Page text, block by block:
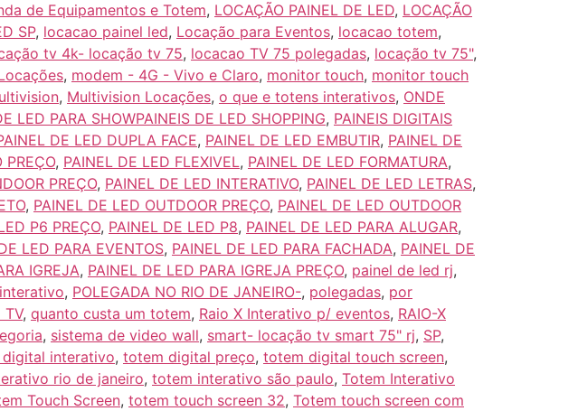
de Equipamentos e Totem, LOCAÇÃO PAINEL DE LED, LOCAÇÃO
SP, locacao painel led, Locação para Eventos, locacao totem,
tv 4k- locação tv 75, locacao TV 75 polegadas, locação tv 75",
, modem - 4G - Vivo e Claro, monitor touch, monitor touch
, Multivision Locações, o que e totens interativos, ONDE
LED PARA SHOWPAINEIS DE LED SHOPPING, PAINEIS DIGITAIS
DE LED DUPLA FACE, PAINEL DE LED EMBUTIR, PAINEL DE
PREÇO, PAINEL DE LED FLEXIVEL, PAINEL DE LED FORMATURA,
PREÇO, PAINEL DE LED INTERATIVO, PAINEL DE LED LETRAS,
, PAINEL DE LED OUTDOOR PREÇO, PAINEL DE LED OUTDOOR
P6 PREÇO, PAINEL DE LED P8, PAINEL DE LED PARA ALUGAR,
LED PARA EVENTOS, PAINEL DE LED PARA FACHADA, PAINEL DE
IGREJA, PAINEL DE LED PARA IGREJA PREÇO, painel de led rj,
, POLEGADA NO RIO DE JANEIRO-, polegadas, por
TV, quanto custa um totem, Raio X Interativo p/ eventos, RAIO-X
, sistema de video wall, smart- locação tv smart 75" rj, SP,
interativo, totem digital preço, totem digital touch screen,
rio de janeiro, totem interativo são paulo, Totem Interativo
Touch Screen, totem touch screen 32, Totem touch screen com